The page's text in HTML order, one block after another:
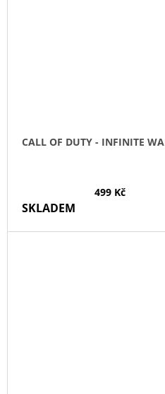
CALL OF DUTY - INFINITE
499 Kč
SKLADEM